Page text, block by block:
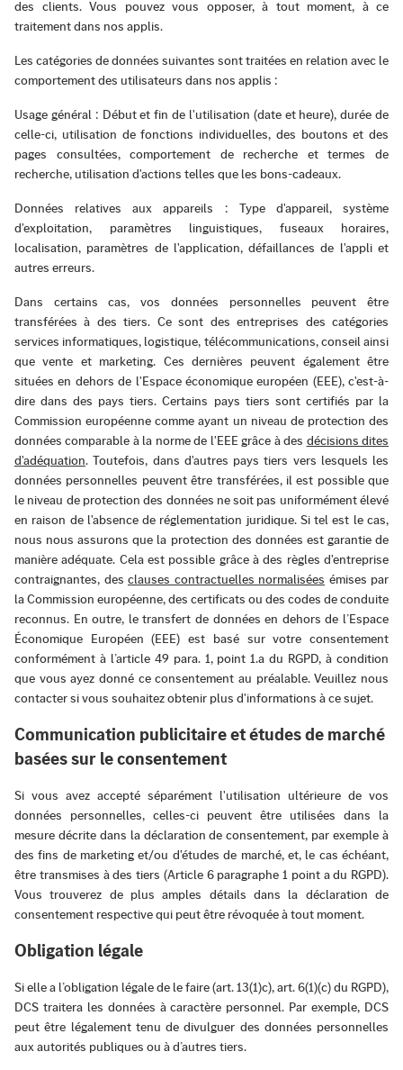
des clients. Vous pouvez vous opposer, à tout moment, à ce
traitement dans nos applis.
Les catégories de données suivantes sont traitées en relation avec le
comportement des utilisateurs dans nos applis :
Usage général : Début et fin de l'utilisation (date et heure), durée de
celle-ci, utilisation de fonctions individuelles, des boutons et des
pages consultées, comportement de recherche et termes de
recherche, utilisation d'actions telles que les bons-cadeaux.
Données relatives aux appareils : Type d'appareil, système
d'exploitation, paramètres linguistiques, fuseaux horaires,
localisation, paramètres de l'application, défaillances de l'appli et
autres erreurs.
Dans certains cas, vos données personnelles peuvent être
transférées à des tiers. Ce sont des entreprises des catégories
services informatiques, logistique, télécommunications, conseil ainsi
que vente et marketing. Ces dernières peuvent également être
situées en dehors de l'Espace économique européen (EEE), c'est-à-
dire dans des pays tiers. Certains pays tiers sont certifiés par la
Commission européenne comme ayant un niveau de protection des
données comparable à la norme de l'EEE grâce à des décisions dites
d'adéquation. Toutefois, dans d'autres pays tiers vers lesquels les
données personnelles peuvent être transférées, il est possible que
le niveau de protection des données ne soit pas uniformément élevé
en raison de l'absence de réglementation juridique. Si tel est le cas,
nous nous assurons que la protection des données est garantie de
manière adéquate. Cela est possible grâce à des règles d'entreprise
contraignantes, des clauses contractuelles normalisées émises par
la Commission européenne, des certificats ou des codes de conduite
reconnus. En outre, le transfert de données en dehors de l’Espace
Économique Européen (EEE) est basé sur votre consentement
conformément à l’article 49 para. 1, point 1.a du RGPD, à condition
que vous ayez donné ce consentement au préalable. Veuillez nous
contacter si vous souhaitez obtenir plus d'informations à ce sujet.
Communication publicitaire et études de marché
basées sur le consentement
Si vous avez accepté séparément l'utilisation ultérieure de vos
données personnelles, celles-ci peuvent être utilisées dans la
mesure décrite dans la déclaration de consentement, par exemple à
des fins de marketing et/ou d'études de marché, et, le cas échéant,
être transmises à des tiers (Article 6 paragraphe 1 point a du RGPD).
Vous trouverez de plus amples détails dans la déclaration de
consentement respective qui peut être révoquée à tout moment.
Obligation légale
Si elle a l’obligation légale de le faire (art. 13(1)c), art. 6(1)(c) du RGPD),
DCS traitera les données à caractère personnel. Par exemple, DCS
peut être légalement tenu de divulguer des données personnelles
aux autorités publiques ou à d’autres tiers.